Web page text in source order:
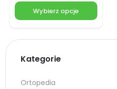
Wybierz opcje
Kategorie
Ortopedia